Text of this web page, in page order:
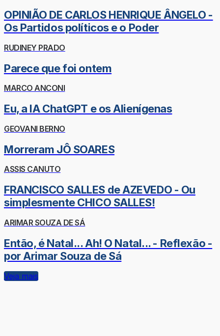
OPINIÃO DE CARLOS HENRIQUE ÂNGELO -
Os Partidos políticos e o Poder
RUDINEY PRADO
Parece que foi ontem
MARCO ANCONI
Eu, a IA ChatGPT e os Alienígenas
GEOVANI BERNO
Morreram JÔ SOARES
ASSIS CANUTO
FRANCISCO SALLES de AZEVEDO - Ou
simplesmente CHICO SALLES!
ARIMAR SOUZA DE SÁ
Então, é Natal... Ah! O Natal... - Reflexão -
por Arimar Souza de Sá
Veja mais